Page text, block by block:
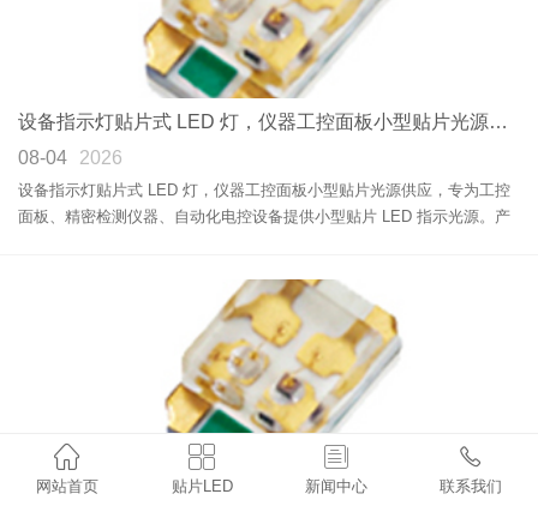
设备指示灯贴片式 LED 灯，仪器工控面板小型贴片光源供应
08-04
2026
设备指示灯贴片式 LED 灯，仪器工控面板小型贴片光源供应，专为工控
面板、精密检测仪器、自动化电控设备提供小型贴片 LED 指示光源。产
泛用于各类控制主板信号状态显示，保障设备运行、故障、待机信号清晰
LED 灯珠批发高亮低光衰适配照明数码灯饰大批量采购

网站首页

贴片LED

新闻中心

联系我们